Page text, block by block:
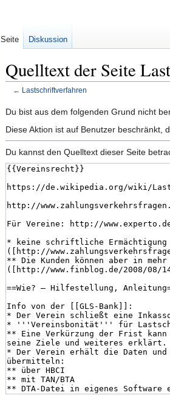
Quelltext der Seite
← Lastschriftverfahren
Zur
Navigation
Zur
Suche
Du bist aus dem folgenden Grund nicht
Diese Aktion ist auf Benutzer beschränkt,
Du kannst den Quelltext dieser Seite
Seite Diskussion